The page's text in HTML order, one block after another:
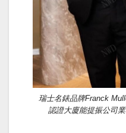
瑞士名錶品牌Franck
認證大廈能提振公司